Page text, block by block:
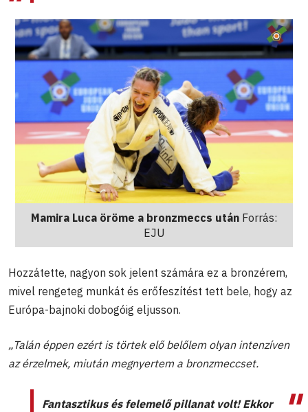
Mamira Luca öröme a bronzmeccs után Forrás:
EJU
Hozzátette, nagyon sok jelent számára ez a bronzérem,
mivel rengeteg munkát és erőfeszítést tett bele, hogy az
Európa-bajnoki dobogóig eljusson.
„Talán éppen ezért is törtek elő belőlem olyan intenzíven
az érzelmek, miután megnyertem a bronzmeccset.
Fantasztikus és felemelő pillanat volt! Ekkor